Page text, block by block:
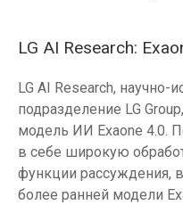
LG AI Research:
LG AI Research, научно-
подразделение LG
модель ИИ Exaone 4.0.
в себе широкую
функции рассуждения,
более ранней модели